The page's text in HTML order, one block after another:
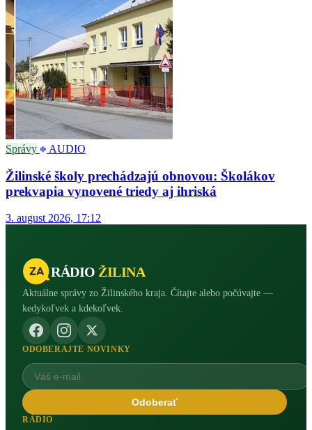
Správy AUDIO
Žilinské školy prechádzajú obnovou: Školákov
prekvapia vynovené triedy aj ihriská
3. august 2026, 17:12
RÁDIO ŽILINA
Aktuálne správy zo Žilinského kraja. Čítajte alebo počúvajte —
kedykoľvek a kdekoľvek.
ODOBERAJTE NOVINKY
Odoberať
RÁDIO